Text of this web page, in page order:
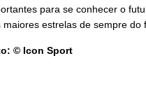
para se conhecer o
maiores estrelas de sempre do
© Icon Sport